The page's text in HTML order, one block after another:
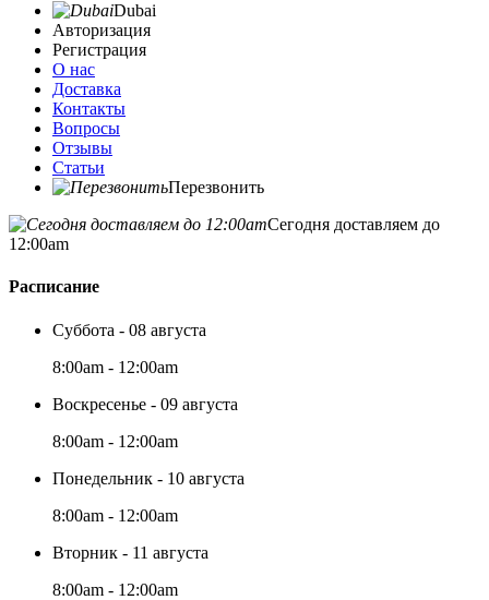
Dubai
Авторизация
Регистрация
О нас
Доставка
Контакты
Вопросы
Отзывы
Статьи
Перезвонить
Сегодня доставляем до
12:00am
Расписание
Суббота - 08 августа
8:00am - 12:00am
Воскресенье - 09 августа
8:00am - 12:00am
Понедельник - 10 августа
8:00am - 12:00am
Вторник - 11 августа
8:00am - 12:00am